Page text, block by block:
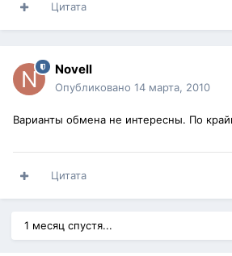
Цитата
Novell
Опубликовано 14 марта, 2010
Варианты обмена не интересны. По
Цитата
1 месяц спустя...